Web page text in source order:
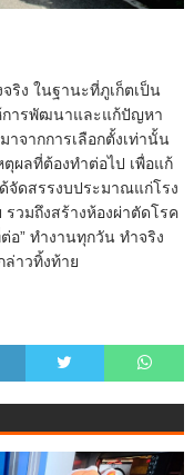
ริง ในฐานะที่ภูเก็ตเป็น
การพัฒนาและแก้ปัญหา
าจากการเลือกตั้งเท่านั้น
ผลที่ต้องทำต่อไป เพื่อแก้
จัดสรรงบประมาณแก่โรง
วมถึงสร้างห้องผ่าตัดโรค
อ” ทำงานทุกวัน ทำจริง
ล่าวทิ้งท้าย